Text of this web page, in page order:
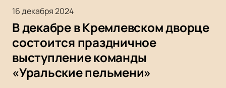
16 декабря 2024
В декабре в Кремлевском дворце
состоится праздничное
выступление команды
«Уральские пельмени»